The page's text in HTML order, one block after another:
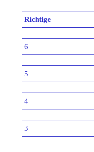
Richtige
6
5
4
3